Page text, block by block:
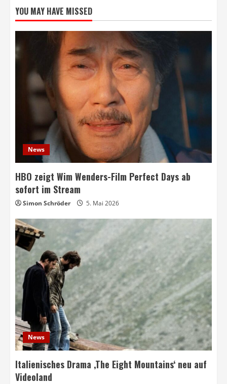
YOU MAY HAVE MISSED
News
HBO zeigt Wim Wenders-Film Perfect Days ab
sofort im Stream
Simon Schröder 5. Mai 2026
News
Italienisches Drama ‚The Eight Mountains‘ neu auf
Videoland